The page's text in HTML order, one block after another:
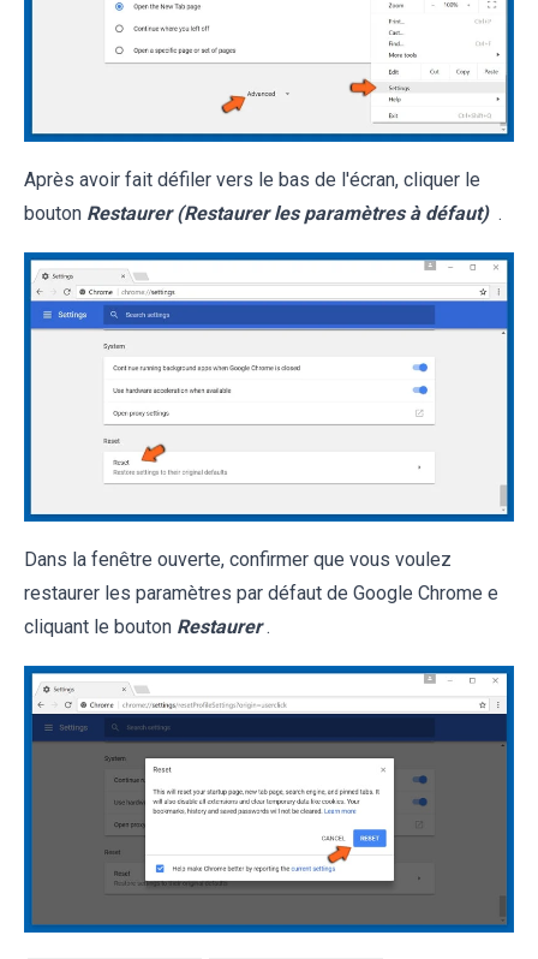
Après avoir fait défiler vers le bas de l'écran, cliquer le
bouton Restaurer (Restaurer les paramètres à défaut) .
Dans la fenêtre ouverte, confirmer que vous voulez
restaurer les paramètres par défaut de Google Chrome e
cliquant le bouton Restaurer .